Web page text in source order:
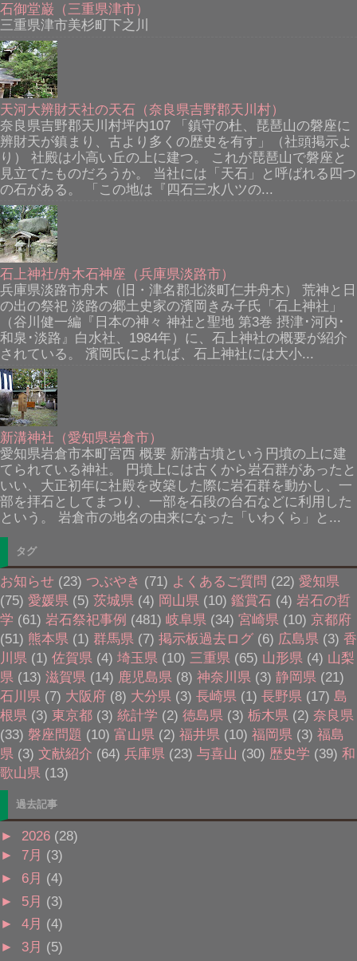
石御堂巌（三重県津市）
三重県津市美杉町下之川
天河大辨財天社の天石（奈良県吉野郡天川村）
奈良県吉野郡天川村坪内107 「鎮守の杜、琵琶山の磐座に
辨財天が鎮まり、古より多くの歴史を有す」（社頭掲示よ
り） 社殿は小高い丘の上に建つ。 これが琵琶山で磐座と
見立てたものだろうか。 当社には「天石」と呼ばれる四つ
の石がある。 「この地は『四石三水八ツの...
石上神社/舟木石神座（兵庫県淡路市）
兵庫県淡路市舟木（旧・津名郡北淡町仁井舟木） 荒神と日
の出の祭祀 淡路の郷土史家の濱岡きみ子氏「石上神社」
（谷川健一編『日本の神々 神社と聖地 第3巻 摂津･河内･
和泉･淡路』白水社、1984年）に、石上神社の概要が紹介
されている。 濱岡氏によれば、石上神社には大小...
新溝神社（愛知県岩倉市）
愛知県岩倉市本町宮西 概要 新溝古墳という円墳の上に建
てられている神社。 円墳上には古くから岩石群があったと
いい、大正初年に社殿を改築した際に岩石群を動かし、一
部を拝石としてまつり、一部を石段の台石などに利用した
という。 岩倉市の地名の由来になった「いわくら」と...
タグ
お知らせ (23) つぶやき (71) よくあるご質問 (22) 愛知県
(75) 愛媛県 (5) 茨城県 (4) 岡山県 (10) 鑑賞石 (4) 岩石の哲
学 (61) 岩石祭祀事例 (481) 岐阜県 (34) 宮崎県 (10) 京都府
(51) 熊本県 (1) 群馬県 (7) 掲示板過去ログ (6) 広島県 (3) 香
川県 (1) 佐賀県 (4) 埼玉県 (10) 三重県 (65) 山形県 (4) 山梨
県 (13) 滋賀県 (14) 鹿児島県 (8) 神奈川県 (3) 静岡県 (21)
石川県 (7) 大阪府 (8) 大分県 (3) 長崎県 (1) 長野県 (17) 島
根県 (3) 東京都 (3) 統計学 (2) 徳島県 (3) 栃木県 (2) 奈良県
(33) 磐座問題 (10) 富山県 (2) 福井県 (10) 福岡県 (3) 福島
県 (3) 文献紹介 (64) 兵庫県 (23) 与喜山 (30) 歴史学 (39) 和
歌山県 (13)
過去記事
► 2026 (28)
► 7月 (3)
► 6月 (4)
► 5月 (3)
► 4月 (4)
► 3月 (5)